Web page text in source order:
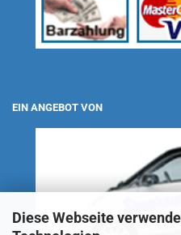
Diese Webseite
EIN ANGEBOT VON